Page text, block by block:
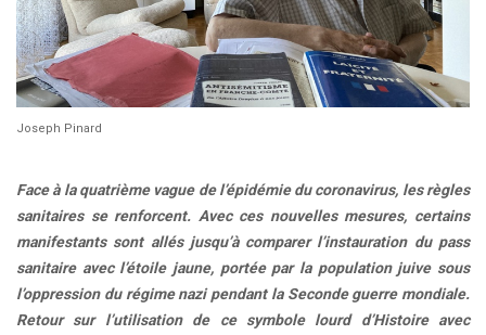
Joseph Pinard
Face à la quatrième vague de l’épidémie du coronavirus, les règles
sanitaires se renforcent. Avec ces nouvelles mesures, certains
manifestants sont allés jusqu’à comparer l’instauration du pass
sanitaire avec l’étoile jaune, portée par la population juive sous
l’oppression du régime nazi pendant la Seconde guerre mondiale.
Retour sur l’utilisation de ce symbole lourd d’Histoire avec